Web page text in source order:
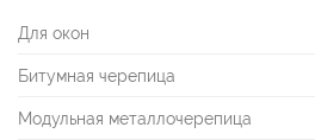
Для окон
Битумная черепица
Модульная металлочерепица